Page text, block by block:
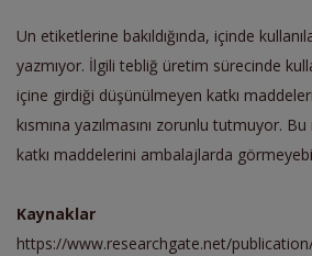
Un etiketlerine bakıldığında, içinde
yazmıyor. İlgili tebliğ üretim sürecinde
içine girdiği düşünülmeyen katkı
kısmına yazılmasını zorunlu tutmuyor.
katkı maddelerini ambalajlarda
Kaynaklar
https://www.researchgate.net/